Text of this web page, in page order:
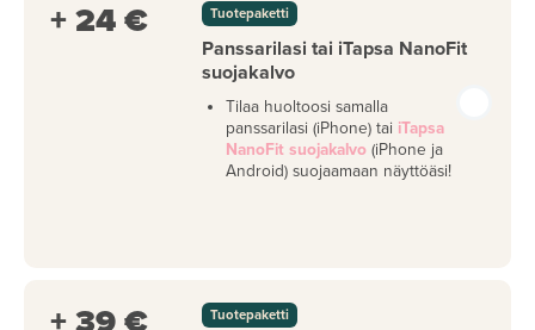
+ 24 € Tuotepaketti
Panssarilasi tai iTapsa NanoFit
suojakalvo
Tilaa huoltoosi samalla
panssarilasi (iPhone) tai iTapsa
NanoFit suojakalvo (iPhone ja
Android) suojaamaan näyttöäsi!
Tuotepaketti